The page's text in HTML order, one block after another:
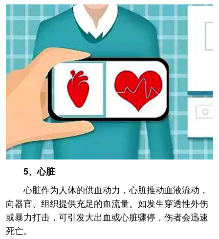
5、心脏
心脏作为人体的供血动力，心脏推动血液流动，
向器官、组织提供充足的血流量。如发生穿透性外伤
或暴力打击，可引发大出血或心脏骤停，伤者会迅速
死亡。